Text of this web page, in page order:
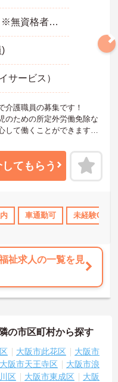
･介護休暇取得実績あり
＜資格＞不問 ※無資格者:入社半年以内に会社負担で認知症介護基礎研修受講 ＜経験＞不問 送迎業務できる方歓迎
サービス）
介護職員の募集です！
のための所定外労働免除な
して働くことができます◎
えしますので、お気軽にご
てもらう
車通勤可 未経験OK
祉求人の一覧を見
の市区町村から探す
大阪市此花区
大阪市
大阪市天王寺区
大阪市浪
区 大阪市東成区
大阪